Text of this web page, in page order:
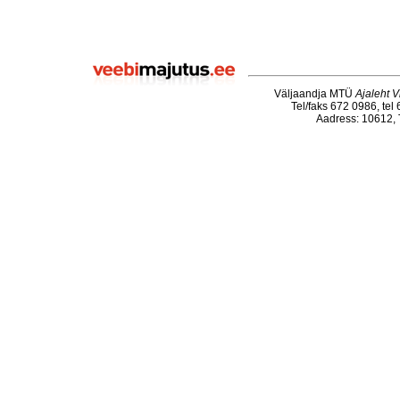
Väljaandja MTÜAjaleht
Tel/faks 672 0986, tel
Aadress: 10612,